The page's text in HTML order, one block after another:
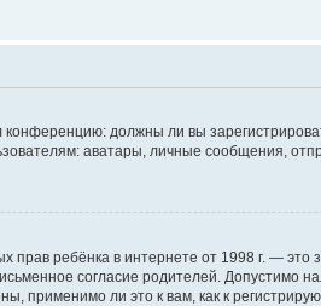
конференцию: должны ли вы
аватары, личные сообщения,
прав ребёнка в интернете от 1998 г. —
согласие родителей. Допустимо
применимо ли это к вам, как к